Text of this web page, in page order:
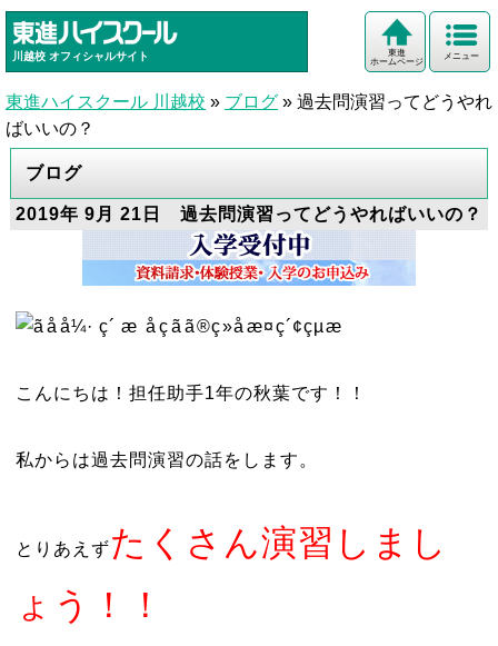
川越校 オフィシャルサイト メニュー
東進
ホームページ
東進ハイスクール 川越校 » ブログ » 過去問演習ってどうやれ
ばいいの？
ブログ
2019年 9月 21日 過去問演習ってどうやればいいの？
こんにちは！担任助手1年の秋葉です！！
私からは過去問演習の話をします。
とりあえずたくさん演習しまし
ょう！！